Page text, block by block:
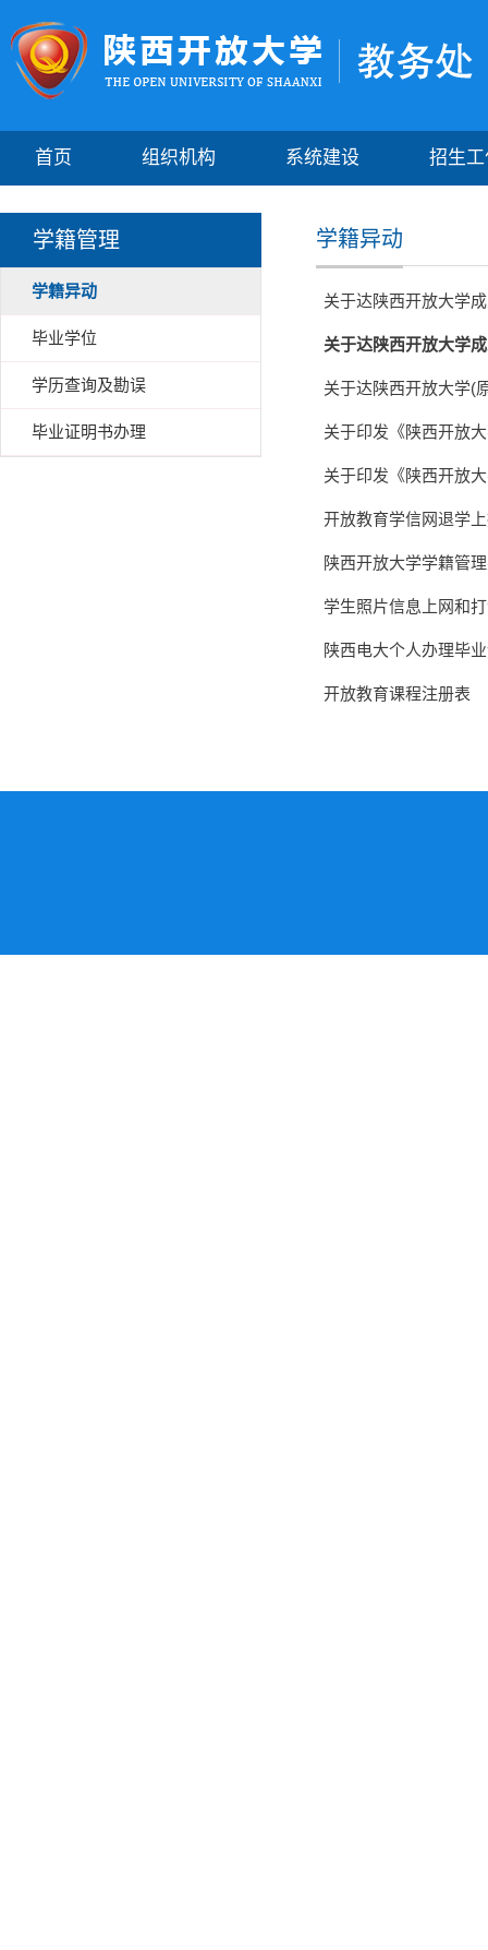
首页 组织机构 系统建设 招生
学籍管理
学籍异动
毕业学位
学历查询及勘误
毕业证明书办理
学籍异动
关于达陕西开放大学
关于达陕西开放大学
关于达陕西开放大学(
关于印发《陕西开放
关于印发《陕西开放
开放教育学信网退学
陕西开放大学学籍管
学生照片信息上网和
陕西电大个人办理毕
开放教育课程注册表